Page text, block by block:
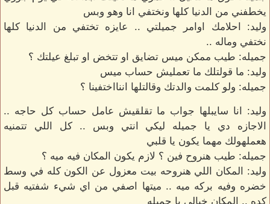
يخطفني من الدنيا كلها ونختفي انا وهو وبس
وليد: احلامك اوامر جميلتي .. عايزه تختفي من الدنيا كلها
نختفي وماله ..
جميله: طيب ممكن ميس تضايق او تتخض او تبلغ عيلتك ؟
وليد: ما قولتلك ما تعمليش حساب ميس
جميله: ولو كلمت والدتك وقالتلها اننااختفينا ؟
وليد: انا سايبلها جواب ما تقلقيش عامل حساب كل حاجه ..
الاجازه دي يا جميله ليكي انتي وبس .. كل اللي تتمنيه
هعملهولك مهما يكون يا قلبي
جميله: طيب هنروح فين ؟ لازم يكون المكان فيه ميه ؟
وليد: المكان اللي هنروحه بيت معزول عن الكون كله في وسط
خضره وفيه بركه ميه .. ميتها اصفي من اي شيء شفتيه قبل
كده .. المكان خيالي يا جميله